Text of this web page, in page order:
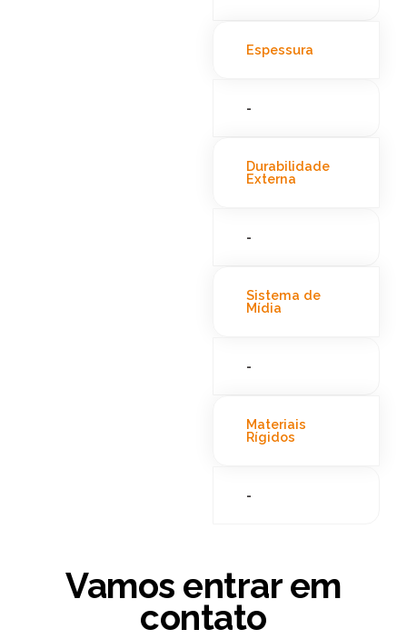
Espessura
-
Durabilidade
Externa
-
Sistema de
Mídia
-
Materiais
Rígidos
-
Vamos entrar em
contato